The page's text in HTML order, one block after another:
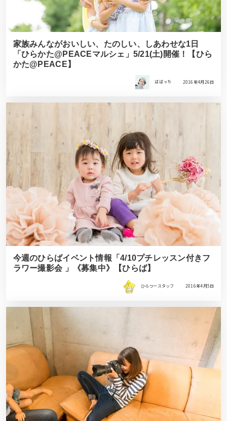
家族みんながおいしい、たのしい、しあわせな1日
「ひらかた@PEACEマルシェ」5/21(土)開催！【ひら
かた@PEACE】
ばばっち 2016年4月26日
今週のひらばイベント情報「4/10プチレッスン付きフ
ラワー撮影会 」《募集中》【ひらば】
ひらつースタッフ 2016年4月5日